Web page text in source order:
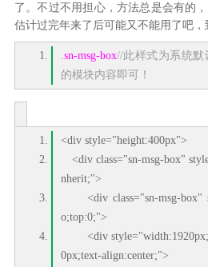
了。不过不用担心，方法总是会有的
估计过完年来了后可能又不能用了吧，
.sn-msg-box//此样式为系统默
的模块内容即可！
<div style="height:400px">
<div class="sn-msg-box"
nherit;">
<div class="sn-msg-box"
o;top:0;">
<div
0px;text-align:center;">